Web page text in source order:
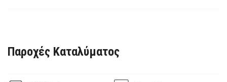
Παροχές Καταλύματος